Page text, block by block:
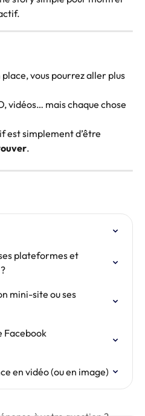
vous pourrez aller plus
vidéos… mais chaque chose
est simplement d’être
.
plateformes et
mini-site ou ses
Facebook
en vidéo (ou en image)